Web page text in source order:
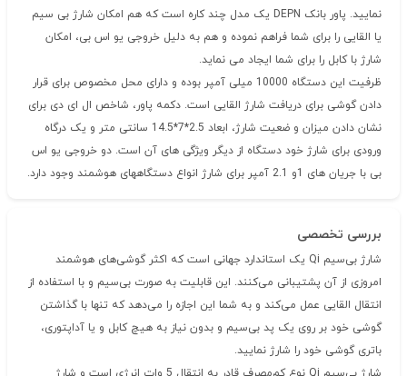
نمایید. پاور بانک DEPN یک مدل چند کاره است که هم امکان شارژ بی سیم
یا القایی را برای شما فراهم نموده و هم به دلیل خروجی یو اس بی، امکان
شارژ با کابل را برای شما ایجاد می نماید.
ظرفیت این دستگاه 10000 میلی آمپر بوده و دارای محل مخصوص برای قرار
دادن گوشی برای دریافت شارژ القایی است. دکمه پاور، شاخص ال ای دی برای
نشان دادن میزان و ضعیت شارژ، ابعاد 2.5*7*14.5 سانتی متر و یک درگاه
ورودی برای شارژ خود دستگاه از دیگر ویژگی های آن است. دو خروجی یو اس
بی با جریان های 1و 2.1 آمپر برای شارژ انواع دستگاههای هوشمند وجود دارد.
بررسی تخصصی
شارژ بی‌سیم Qi یک استاندارد جهانی است که اکثر گوشی‌های هوشمند
امروزی از آن پشتیبانی می‌کنند. این قابلیت به صورت بی‌سیم و با استفاده از
انتقال القایی عمل می‌کند و به شما این اجازه را می‌دهد که تنها با گذاشتن
گوشی خود بر روی یک پد بی‌سیم و بدون نیاز به هیچ کابل و یا آداپتوری،
باتری گوشی خود را شارژ نمایید.